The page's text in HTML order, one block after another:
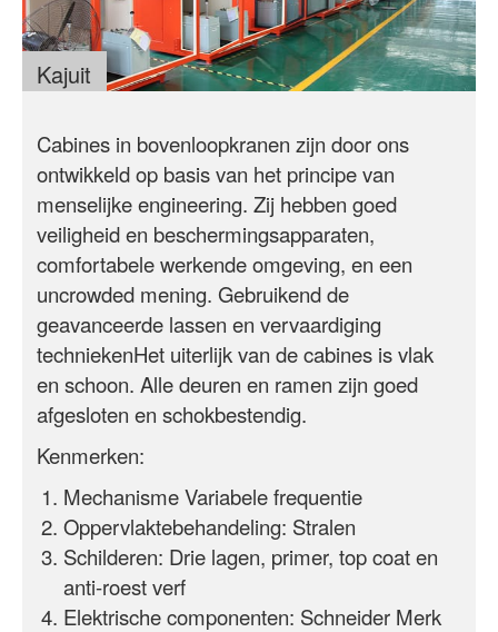
Kajuit
Cabines in bovenloopkranen zijn door ons
ontwikkeld op basis van het principe van
menselijke engineering. Zij hebben goed
veiligheid en beschermingsapparaten,
comfortabele werkende omgeving, en een
uncrowded mening. Gebruikend de
geavanceerde lassen en vervaardiging
techniekenHet uiterlijk van de cabines is vlak
en schoon. Alle deuren en ramen zijn goed
afgesloten en schokbestendig.
Kenmerken:
Mechanisme Variabele frequentie
Oppervlaktebehandeling: Stralen
Schilderen: Drie lagen, primer, top coat en
anti-roest verf
Elektrische componenten: SchneiderMerk